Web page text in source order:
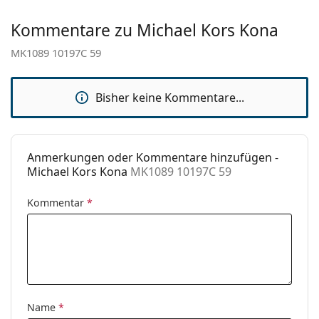
Marke:
Michael Kors
Verwendung:
Code:
MK1089 10197C 59
Kommentare zu Michael Kors Kona
MK1089 10197C 59
Bisher keine Kommentare...
Anmerkungen oder Kommentare hinzufügen -
Michael Kors Kona MK1089 10197C 59
Kommentar *
Name *